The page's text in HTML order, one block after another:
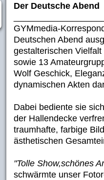
Der Deutsche Abend
GYMmedia-
Deutschen Abend
gestalterischen
sowie 13
Wolf Geschick,
dynamischen Akten
Dabei bediente sie
der Hallendecke
traumhafte, farbige
ästhetischen
"Tolle Show,schönes
schwärmte unser